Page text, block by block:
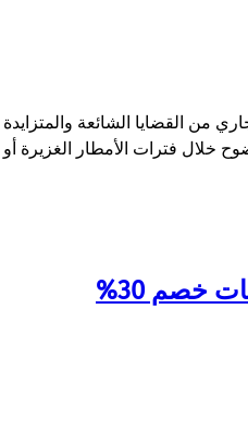
الشائعة والمتزايدة
فترات الأمطار الغزيرة أو
30%